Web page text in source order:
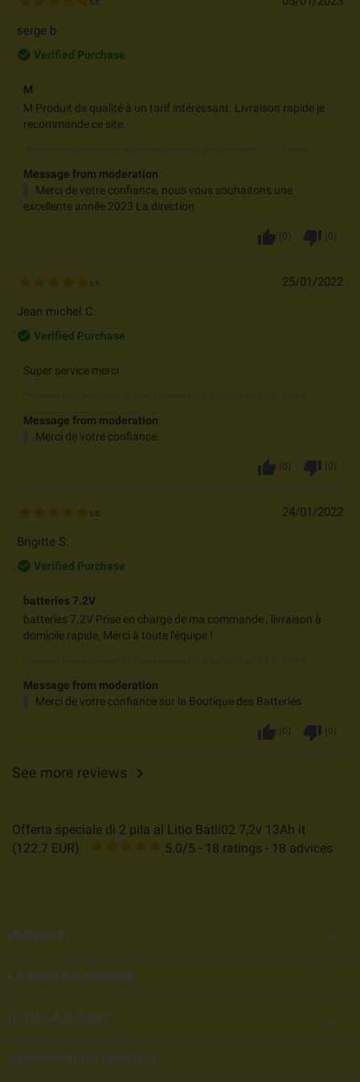
5 5
serge b.
check_circle_outline
Verified Purchase
M
M Produit de qualité à un tarif intéressant. Livraison rapide je
recommande ce site.
Message from moderation
Merci de votre confiance, nous vous souhaitons une
excellente année 2023 La direction
thumb_up (0 ) thumb_down (0 )
5 5 25/01/2022
Jean michel C.
check_circle_outline
Verified Purchase
Super service merci
Message from moderation
Merci de votre confiance
thumb_up (0 ) thumb_down (0 )
5 5 24/01/2022
Brigitte S.
check_circle_outline
Verified Purchase
batteries 7.2V
batteries 7.2V Prise en charge de ma commande , livraison à
domicile rapide, Merci à toute l'équipe !
Message from moderation
Merci de votre confiance sur la Boutique des Batteries
thumb_up (0 ) thumb_down (0 )
See more reviews 
Offerta speciale di 2 pila al Litio Batli02 7,2v 13Ah it
(122.7 EUR) 5.0/5 - 18 ratings - 18 advices
PRODOTTI 
LA NOSTRA AZIENDA 
IL TUO ACCOUNT 
INFORMAZIONI NEGOZIO